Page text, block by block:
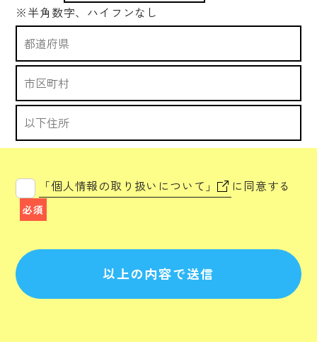
※半角数字、ハイフンなし
「個人情報の取り扱いについて」 に同意する
必須
以上の内容で送信